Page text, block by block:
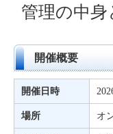
管理の中身
開催概要
開催日時
場所 オ